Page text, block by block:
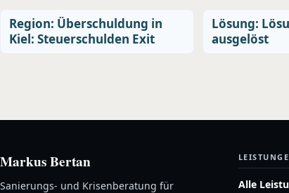
Region: Überschuldung in
Kiel: Steuerschulden Exit
Lösung:
ausgelöst
Markus Bertan
Sanierungs- und Krisenberatung für
Alle